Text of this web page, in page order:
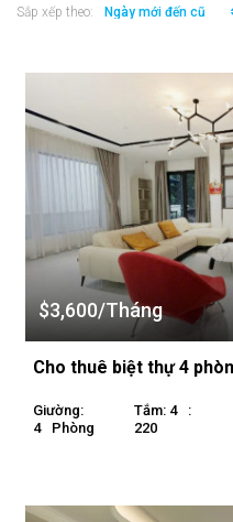
Sắp xếp theo: Ngày mới đến cũ
$3,600/Tháng
Giường:
4
Phòng
Tắm: 4
:
220